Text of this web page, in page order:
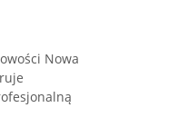
Nowa